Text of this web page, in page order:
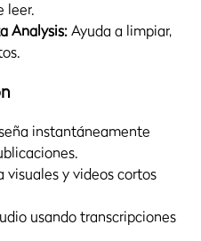
leer.
Analysis:Ayuda a limpiar,
instantáneamente
visuales y videos cortos
usando transcripciones